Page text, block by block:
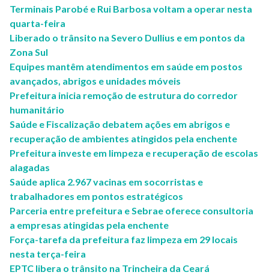
Terminais Parobé e Rui Barbosa voltam a operar nesta
quarta-feira
Liberado o trânsito na Severo Dullius e em pontos da
Zona Sul
Equipes mantêm atendimentos em saúde em postos
avançados, abrigos e unidades móveis
Prefeitura inicia remoção de estrutura do corredor
humanitário
Saúde e Fiscalização debatem ações em abrigos e
recuperação de ambientes atingidos pela enchente
Prefeitura investe em limpeza e recuperação de escolas
alagadas
Saúde aplica 2.967 vacinas em socorristas e
trabalhadores em pontos estratégicos
Parceria entre prefeitura e Sebrae oferece consultoria
a empresas atingidas pela enchente
Força-tarefa da prefeitura faz limpeza em 29 locais
nesta terça-feira
EPTC libera o trânsito na Trincheira da Ceará